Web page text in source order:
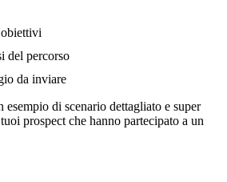
del percorso
da inviare
di scenario dettagliato e super
prospect che hanno partecipato a un